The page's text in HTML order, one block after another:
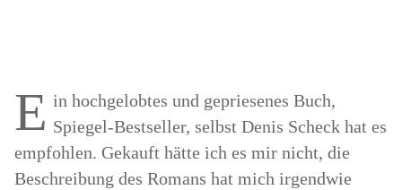
E in hochgelobtes und gepriesenes Buch,
Spiegel-Bestseller, selbst Denis Scheck hat es
empfohlen. Gekauft hätte ich es mir nicht, die
Beschreibung des Romans hat mich irgendwie